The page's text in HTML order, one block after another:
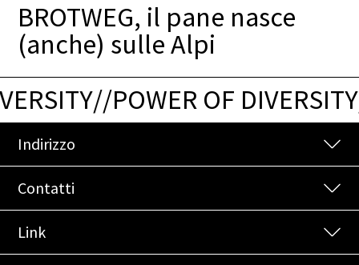
BROTWEG, il pane nasce
(anche) sulle Alpi
//POWER OF DIVERSITY/
Indirizzo
Contatti
Link